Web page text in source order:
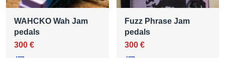
WAHCKO Wah Jam
pedals
300 €
Fuzz Phrase Jam
pedals
300 €